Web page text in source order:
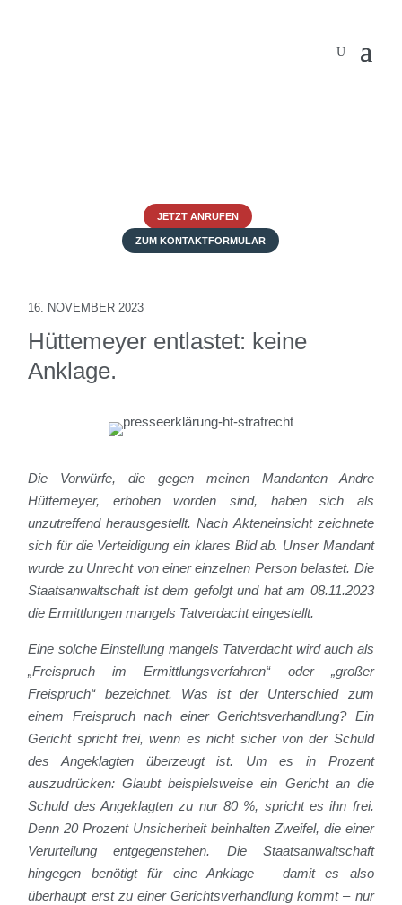
JETZT ANRUFEN
ZUM KONTAKTFORMULAR
16. NOVEMBER 2023
Hüttemeyer entlastet: keine
Anklage.
Die Vorwürfe, die gegen meinen Mandanten Andre
Hüttemeyer, erhoben worden sind, haben sich als
unzutreffend herausgestellt. Nach Akteneinsicht zeichnete
sich für die Verteidigung ein klares Bild ab. Unser Mandant
wurde zu Unrecht von einer einzelnen Person belastet. Die
Staatsanwaltschaft ist dem gefolgt und hat am 08.11.2023
die Ermittlungen mangels Tatverdacht eingestellt.
Eine solche Einstellung mangels Tatverdacht wird auch als
„Freispruch im Ermittlungsverfahren“ oder „großer
Freispruch“ bezeichnet. Was ist der Unterschied zum
einem Freispruch nach einer Gerichtsverhandlung? Ein
Gericht spricht frei, wenn es nicht sicher von der Schuld
des Angeklagten überzeugt ist. Um es in Prozent
auszudrücken: Glaubt beispielsweise ein Gericht an die
Schuld des Angeklagten zu nur 80 %, spricht es ihn frei.
Denn 20 Prozent Unsicherheit beinhalten Zweifel, die einer
Verurteilung entgegenstehen. Die Staatsanwaltschaft
hingegen benötigt für eine Anklage – damit es also
überhaupt erst zu einer Gerichtsverhandlung kommt – nur